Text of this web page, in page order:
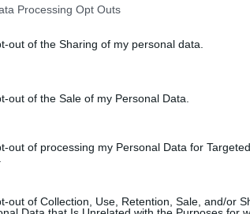
Processing Opt Outs
out of the Sharing of my personal data.
out of the Sale of my Personal Data.
out of processing my Personal Data for Targeted
out of Collection, Use, Retention, Sale, and/or